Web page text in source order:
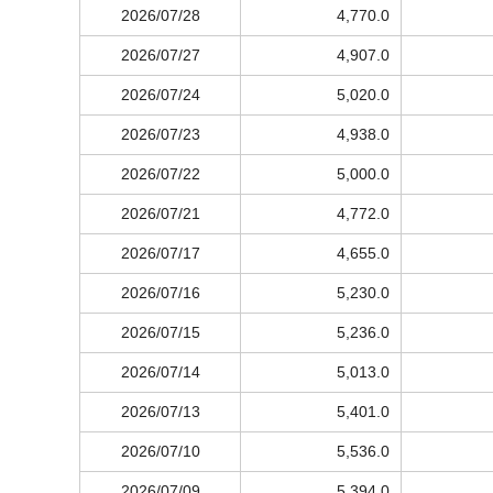
2026/07/28 4,770.0
2026/07/27 4,907.0
2026/07/24 5,020.0
2026/07/23 4,938.0
2026/07/22 5,000.0
2026/07/21 4,772.0
2026/07/17 4,655.0
2026/07/16 5,230.0
2026/07/15 5,236.0
2026/07/14 5,013.0
2026/07/13 5,401.0
2026/07/10 5,536.0